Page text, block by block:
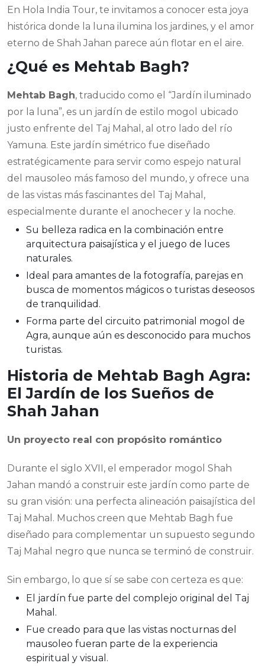
En Hola India Tour, te invitamos a conocer esta joya
histórica donde la luna ilumina los jardines, y el amor
eterno de Shah Jahan parece aún flotar en el aire.
¿Qué es Mehtab Bagh?
Mehtab Bagh, traducido como el “Jardín iluminado
por la luna”, es un jardín de estilo mogol ubicado
justo enfrente del Taj Mahal, al otro lado del río
Yamuna. Este jardín simétrico fue diseñado
estratégicamente para servir como espejo natural
del mausoleo más famoso del mundo, y ofrece una
de las vistas más fascinantes del Taj Mahal,
especialmente durante el anochecer y la noche.
Su belleza radica en la combinación entre
arquitectura paisajística y el juego de luces
naturales.
Ideal para amantes de la fotografía, parejas en
busca de momentos mágicos o turistas deseosos
de tranquilidad.
Forma parte del circuito patrimonial mogol de
Agra, aunque aún es desconocido para muchos
turistas.
Historia de Mehtab Bagh Agra:
El Jardín de los Sueños de
Shah Jahan
Un proyecto real con propósito romántico
Durante el siglo XVII, el emperador mogol Shah
Jahan mandó a construir este jardín como parte de
su gran visión: una perfecta alineación paisajística del
Taj Mahal. Muchos creen que Mehtab Bagh fue
diseñado para complementar un supuesto segundo
Taj Mahal negro que nunca se terminó de construir.
Sin embargo, lo que sí se sabe con certeza es que:
El jardín fue parte del complejo original del Taj
Mahal.
Fue creado para que las vistas nocturnas del
mausoleo fueran parte de la experiencia
espiritual y visual.